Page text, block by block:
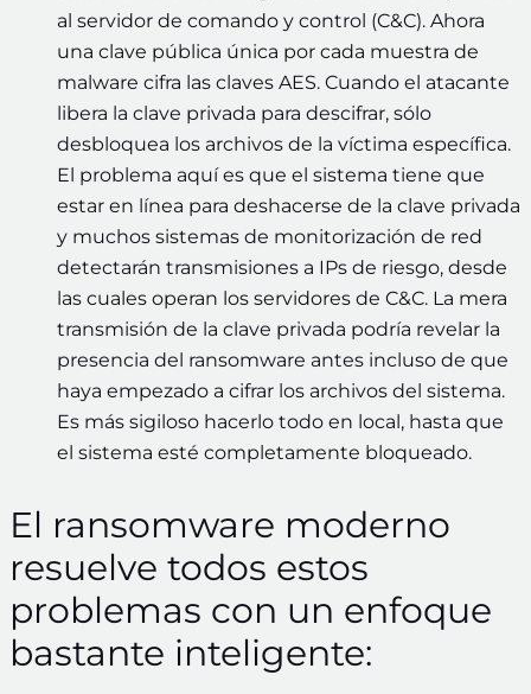
al servidor de comando y control (C&C). Ahora
una clave pública única por cada muestra de
malware cifra las claves AES. Cuando el atacante
libera la clave privada para descifrar, sólo
desbloquea los archivos de la víctima específica.
El problema aquí es que el sistema tiene que
estar en línea para deshacerse de la clave privada
y muchos sistemas de monitorización de red
detectarán transmisiones a IPs de riesgo, desde
las cuales operan los servidores de C&C. La mera
transmisión de la clave privada podría revelar la
presencia del ransomware antes incluso de que
haya empezado a cifrar los archivos del sistema.
Es más sigiloso hacerlo todo en local, hasta que
el sistema esté completamente bloqueado.
El ransomware moderno
resuelve todos estos
problemas con un enfoque
bastante inteligente: